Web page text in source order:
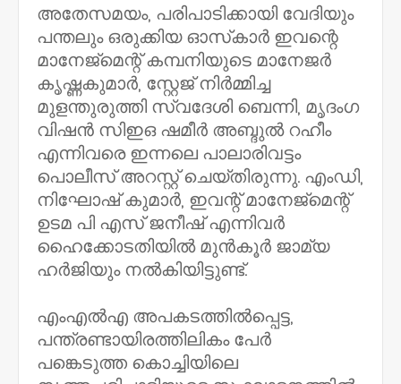
അതേസമയം, പരിപാടിക്കായി വേദിയും
പന്തലും ഒരുക്കിയ ഓസ്‌കാര്‍ ഇവന്റെ
മാനേജ്മെന്റ് കമ്പനിയുടെ മാനേജര്‍
കൃഷ്ണകുമാര്‍, സ്റ്റേജ് നിര്‍മ്മിച്ച
മുളന്തുരുത്തി സ്വദേശി ബെന്നി, മൃദംഗ
വിഷന്‍ സിഇഒ ഷമീര്‍ അബ്ദുല്‍ റഹീം
എന്നിവരെ ഇന്നലെ പാലാരിവട്ടം
പൊലീസ് അറസ്റ്റ് ചെയ്തിരുന്നു. എംഡി,
നിഘോഷ് കുമാര്‍, ഇവന്റ് മാനേജ്മെന്റ്
ഉടമ പി എസ് ജനീഷ് എന്നിവര്‍
ഹൈക്കോടതിയില്‍ മുന്‍കൂര്‍ ജാമ്യ
ഹര്‍ജിയും നല്‍കിയിട്ടുണ്ട്.
എംഎല്‍എ അപകടത്തില്‍പ്പെട്ട,
പന്ത്രണ്ടായിരത്തിലികം പേര്‍
പങ്കെടുത്ത കൊച്ചിയിലെ